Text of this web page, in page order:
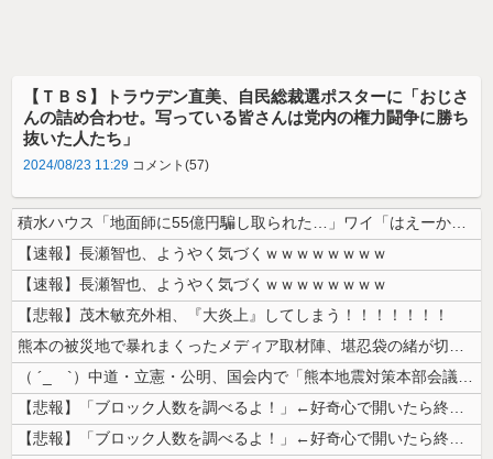
【ＴＢＳ】トラウデン直美、自民総裁選ポスターに「おじさ
んの詰め合わせ。写っている皆さんは党内の権力闘争に勝ち
抜いた人たち」
2024/08/23 11:29 コメント(57)
積水ハウス「地面師に55億円騙し取られた…」ワイ「はえーかわいそう…会...
【速報】長瀬智也、ようやく気づくｗｗｗｗｗｗｗｗ
【速報】長瀬智也、ようやく気づくｗｗｗｗｗｗｗｗ
【悲報】茂木敏充外相、『大炎上』してしまう！！！！！！！
熊本の被災地で暴れまくったメディア取材陣、堪忍袋の緒が切れた地元住民が...
（ ´_ゝ`）中道・立憲・公明、国会内で「熊本地震対策本部会議」各省庁...
【悲報】「ブロック人数を調べるよ！」←好奇心で開いたら終わるサイトだっ...
【悲報】「ブロック人数を調べるよ！」←好奇心で開いたら終わるサイトだっ...